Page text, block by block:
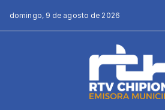
domingo, 9 de agosto de 2026